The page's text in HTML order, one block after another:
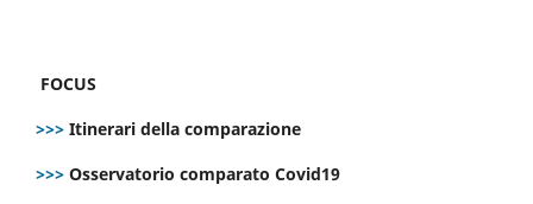
FOCUS
>>> Itinerari della comparazione
>>> Osservatorio comparato Covid19